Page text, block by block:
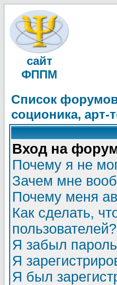
сайт
ФППМ
Список
соционика, арт-
Вход на
Почему я не
Зачем мне
Почему меня
Как сделать,
пользователей?
Я забыл
Я
Я был